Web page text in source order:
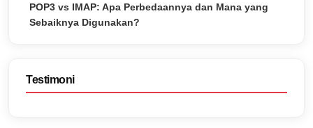
POP3 vs IMAP: Apa Perbedaannya dan Mana yang
Sebaiknya Digunakan?
Testimoni